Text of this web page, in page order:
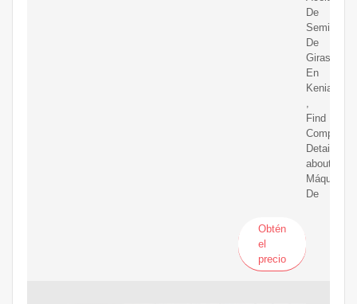
De
Semilla
De
Girasol
En
Kenia
Find
Complete
Details
about
Máquina
De
Obtén
el
precio